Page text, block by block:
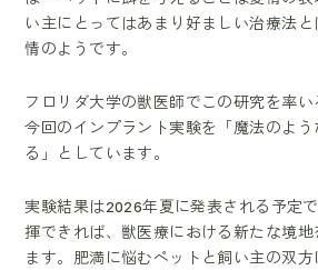
い主にとってはあまり好ましい治療法
情のようです。
フロリダ大学の獣医師でこの研究を率い
今回のインプラント実験を「魔法のよう
る」としています。
実験結果は2026年夏に発表される予定
揮できれば、獣医療における新たな境地
ます。肥満に悩むペットと飼い主の双